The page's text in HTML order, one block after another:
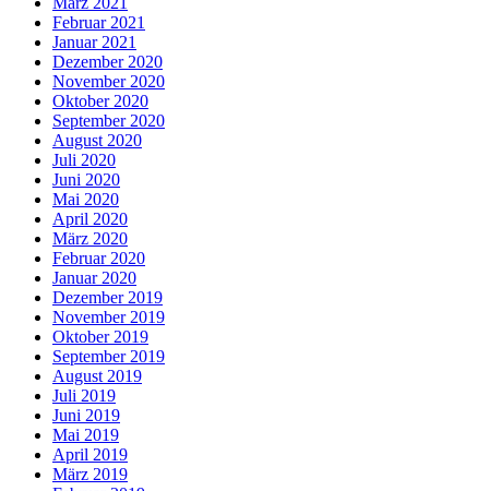
Februar 2021
Januar 2021
Dezember 2020
November 2020
Oktober 2020
September 2020
August 2020
Juli 2020
Juni 2020
Mai 2020
April 2020
März 2020
Februar 2020
Januar 2020
Dezember 2019
November 2019
Oktober 2019
September 2019
August 2019
Juli 2019
Juni 2019
Mai 2019
April 2019
März 2019